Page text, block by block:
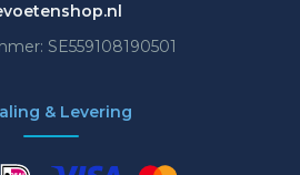
SE559108190501
& Levering